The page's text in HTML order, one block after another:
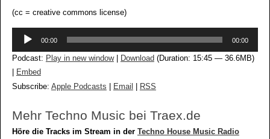
(cc = creative commons license)
Audio-
00:00 00:00
Podcast: Play in new window| Download (Duration: 15:45 — 36.6MB)
Embed
Subscribe: Apple Podcasts Email RSS
Mehr Techno Music bei Traex.de
Höre die Tracks im Stream in der Techno House Music Radio